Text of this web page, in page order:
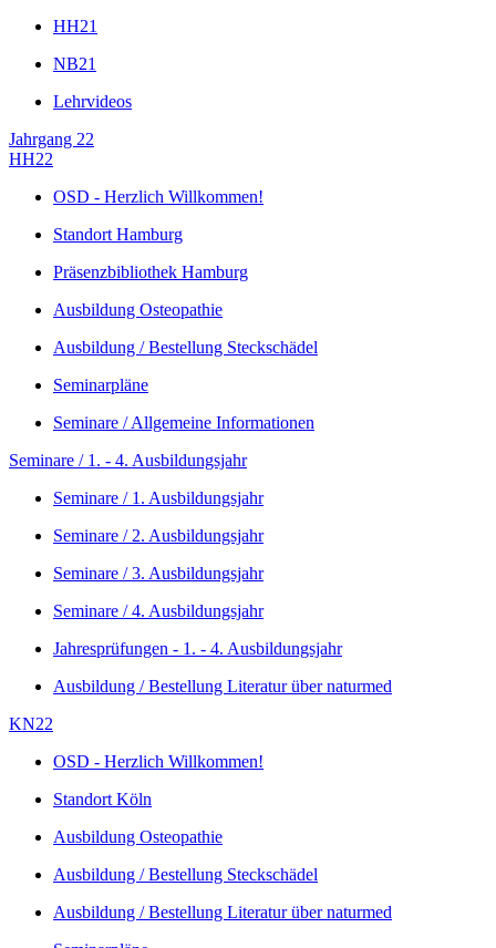
HH21
NB21
Lehrvideos
Jahrgang 22
HH22
OSD - Herzlich Willkommen!
Standort Hamburg
Präsenzbibliothek Hamburg
Ausbildung Osteopathie
Ausbildung / Bestellung Steckschädel
Seminarpläne
Seminare / Allgemeine Informationen
Seminare / 1. - 4. Ausbildungsjahr
Seminare / 1. Ausbildungsjahr
Seminare / 2. Ausbildungsjahr
Seminare / 3. Ausbildungsjahr
Seminare / 4. Ausbildungsjahr
Jahresprüfungen - 1. - 4. Ausbildungsjahr
Ausbildung / Bestellung Literatur über naturmed
KN22
OSD - Herzlich Willkommen!
Standort Köln
Ausbildung Osteopathie
Ausbildung / Bestellung Steckschädel
Ausbildung / Bestellung Literatur über naturmed